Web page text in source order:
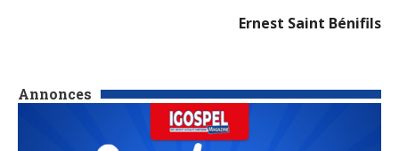
Annonces
Ernest Saint Bénifils